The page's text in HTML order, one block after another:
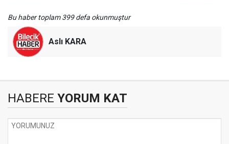
Bu haber toplam 399 defa okunmuştur
Aslı KARA
HABERE YORUM KAT